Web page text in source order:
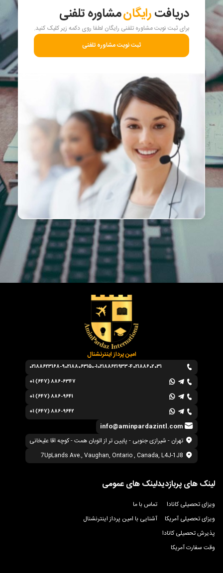
دریافترایگانمشاوره تلفنی
برای ثبت نوبت مشاوره تلفنی رایگان لطفا روی دکمه زیر کلیک کنید.
ثبت نوبت مشاوره تلفنی
امین پرداز اینترنشنال
info@aminpardazintl.com
02188623168-902188063150-102188621933-402188602031
+1 (647) 886-6347
+1 (647) 886-9641
+1 (647) 886-9642
تهران - شیرازی جنوبی - پایین تر از اتوبان همت - کوچه اقا علیخانی
7UpLands Ave., Vaughan, Ontario , Canada, L4J-1J8
لینک های پربازدید
ویزای تحصیلی کانادا
ویزای تحصیلی آمریکا
پذیرش تحصیلی کانادا
وقت سفارت آمریکا
لینک های عمومی
تماس با ما
آشنایی با امین پرداز اینترنشنال